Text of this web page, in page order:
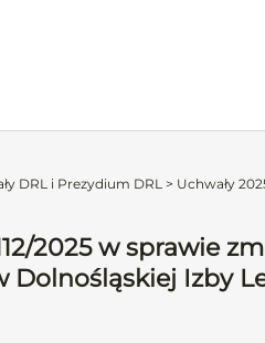
DRL i Prezydium DRL > Uchwały
2025 w sprawie
Dolnośląskiej Izby